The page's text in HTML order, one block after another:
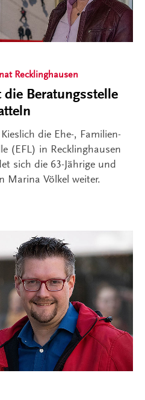
Recklinghausen
Beratungsstelle
die Ehe-, Familien-
(EFL) in Recklinghausen
sich die 63-Jährige und
Marina Völkel weiter.